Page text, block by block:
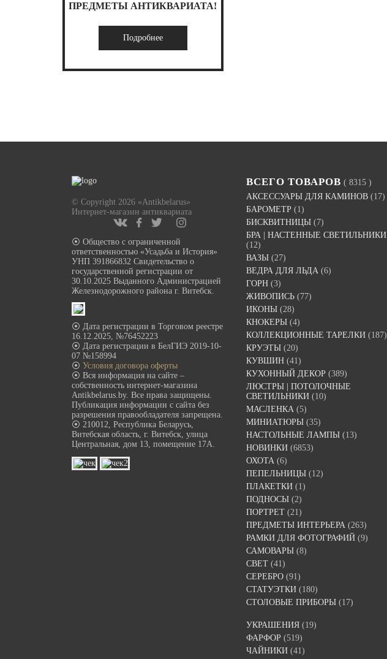
ПРЕДМЕТЫ АНТИКВАРИАТА!
Подробнее
© Copyright 2026 «Antikbelarus»
Интернет-магазин антиквариата
⦿ Общество с ограниченной
ответственностью «Усадьба и История»
УНП 391866832 Свидетельство о
государственной регистрации от
30.10.2025 Выданного Администрацией
Железнодорожного района г. Витебск.
⦿ Дата регистрации в Торговом реестре
16.12.2025, №76452223
⦿ Дата регистрации в БелГИЭ 2019-10-
07 №158994
⦿ Условия договора оферты
⦿ Вся информация на сайте –
собственность интернет-магазина
Antikbelarus.by. Все права защищены.
Публикация информации с сайта без
разрешения правообладателя запрещена.
⦿ 210012, Республика Беларусь,
Витебская область, г. Витебск, улица
Центральная, дом 13, помещение 17А.
ВСЕГО ТОВАРОВ ( 8315 )
АКСЕССУАРЫ ДЛЯ КАМИНОВ (17)
БАРОМЕТР (1)
БИСКВИТНИЦЫ (7)
БРА | НАСТЕННЫЕ СВЕТИЛЬНИКИ
(12)
ВАЗЫ (27)
ВЕДРА ДЛЯ ЛЬДА (6)
ГОРН (3)
ЖИВОПИСЬ (77)
ИКОНЫ (28)
КНОКЕРЫ (4)
КОЛЛЕКЦИОННЫЕ ТАРЕЛКИ (187)
КРУЭТЫ (20)
КУВШИН (41)
КУХОННЫЙ ДЕКОР (389)
ЛЮСТРЫ | ПОТОЛОЧНЫЕ
СВЕТИЛЬНИКИ (10)
МАСЛЕНКА (5)
МИНИАТЮРЫ (35)
НАСТОЛЬНЫЕ ЛАМПЫ (13)
НОВИНКИ (6853)
ОХОТА (6)
ПЕПЕЛЬНИЦЫ (12)
ПЛАКЕТКИ (1)
ПОДНОСЫ (2)
ПОРТРЕТ (21)
ПРЕДМЕТЫ ИНТЕРЬЕРА (263)
РАМКИ ДЛЯ ФОТОГРАФИЙ (9)
САМОВАРЫ (8)
СВЕТ (41)
СЕРЕБРО (91)
СТАТУЭТКИ (180)
СТОЛОВЫЕ ПРИБОРЫ (17)
УКРАШЕНИЯ (19)
ФАРФОР (519)
ЧАЙНИКИ (41)